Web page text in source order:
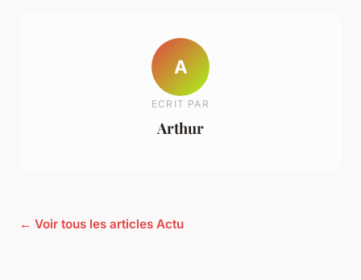
A
ECRIT PAR
Arthur
← Voir tous les articles Actu